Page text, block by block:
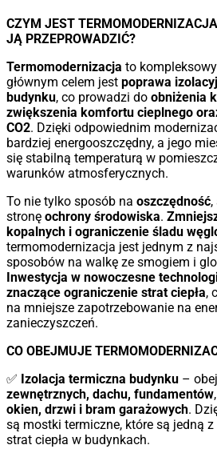
CZYM JEST
JĄ PRZEPROWADZIĆ?
Termomodernizacja to
głównym celem jest poprawa
budynku, co prowadzi do obniżenia
zwiększenia komfortu cieplnego
CO2. Dzięki odpowiednim
bardziej energooszczędny, a jego
się stabilną temperaturą w
warunków atmosferycznych.
To nie tylko sposób na oszczędność
stronę ochrony środowiska.
kopalnych i ograniczenie śladu
termomodernizacja jest jednym z
sposobów na walkę ze smogiem i
Inwestycja w nowoczesne
znaczące ograniczenie strat ciepła,
na mniejsze zapotrzebowanie na
zanieczyszczeń.
CO OBEJMUJE
✅ Izolacja termiczna budynku –
zewnętrznych, dachu, fundamentów
okien, drzwi i bram garażowych.
są mostki termiczne, które są jedną z
strat ciepła w budynkach.